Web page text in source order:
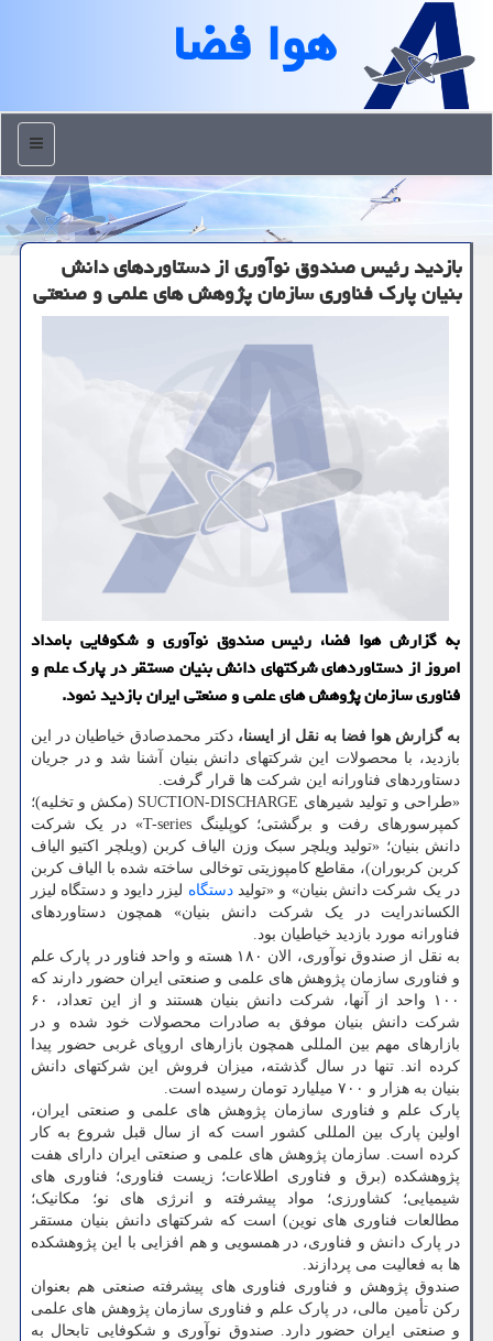
هوا فضا
منو
بازدید رئیس صندوق نوآوری از دستاوردهای دانش
بنیان پارک فناوری سازمان پژوهش های علمی و صنعتی
به گزارش هوا فضا، رئیس صندوق نوآوری و شکوفایی بامداد
امروز از دستاوردهای شرکتهای دانش بنیان مستقر در پارک علم و
فناوری سازمان پژوهش های علمی و صنعتی ایران بازدید نمود.
به گزارش هوا فضا به نقل از ایسنا، دکتر محمدصادق خیاطیان در این
بازدید، با محصولات این شرکتهای دانش بنیان آشنا شد و در جریان
دستاوردهای فناورانه این شرکت ها قرار گرفت.
«طراحی و تولید شیرهای SUCTION-DISCHARGE (مکش و تخلیه)؛
کمپرسورهای رفت و برگشتی؛ کوپلینگ T-series» در یک شرکت
دانش بنیان؛ «تولید ویلچر سبک وزن الیاف کربن (ویلچر اکتیو الیاف
کربن کربوران)، مقاطع کامپوزیتی توخالی ساخته شده با الیاف کربن
در یک شرکت دانش بنیان» و «تولیددستگاه لیزر دایود و دستگاه لیزر
الکساندرایت در یک شرکت دانش بنیان» همچون دستاوردهای
فناورانه مورد بازدید خیاطیان بود.
به نقل از صندوق نوآوری، الان ۱۸۰ هسته و واحد فناور در پارک علم
و فناوری سازمان پژوهش های علمی و صنعتی ایران حضور دارند که
۱۰۰ واحد از آنها، شرکت دانش بنیان هستند و از این تعداد، ۶۰
شرکت دانش بنیان موفق به صادرات محصولات خود شده و در
بازارهای مهم بین المللی همچون بازارهای اروپای غربی حضور پیدا
کرده اند. تنها در سال گذشته، میزان فروش این شرکتهای دانش
بنیان به هزار و ۷۰۰ میلیارد تومان رسیده است.
پارک علم و فناوری سازمان پژوهش های علمی و صنعتی ایران،
اولین پارک بین المللی کشور است که از سال قبل شروع به کار
کرده است. سازمان پژوهش های علمی و صنعتی ایران دارای هفت
پژوهشکده (برق و فناوری اطلاعات؛ زیست فناوری؛ فناوری های
شیمیایی؛ کشاورزی؛ مواد پیشرفته و انرژی های نو؛ مکانیک؛
مطالعات فناوری های نوین) است که شرکتهای دانش بنیان مستقر
در پارک دانش و فناوری، در همسویی و هم افزایی با این پژوهشکده
ها به فعالیت می پردازند.
صندوق پژوهش و فناوری فناوری های پیشرفته صنعتی هم بعنوان
رکن تأمین مالی، در پارک علم و فناوری سازمان پژوهش های علمی
و صنعتی ایران حضور دارد. صندوق نوآوری و شکوفایی تابحال به